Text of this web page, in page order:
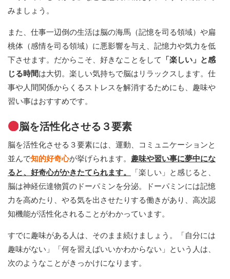
みましょう。
また、仕事一辺倒の生活は脳の海馬（記憶を司る領域）や扁
桃体（感情を司る領域）に悪影響を与え、記憶力や気力を低
下させます。だからこそ、好きなことをして
「楽しい」と感
じる時間は大切。楽しい気持ちで脳はリラックスします。仕
事や人間関係からくるストレスを解消するためにも、趣味や
習い事はおすすめです。
脳を活性化させる３要素
脳を活性化させる３要素には、運動、コミュニケーションと
並んで知的好奇心が挙げられます。 趣味や習い事に夢中にな
ると、好奇心がかきたてられます。
「楽しい」と感じると、
脳は神経伝達物質のドーパミンを分泌。ドーパミンには記憶
力を高めたり、やる気を出させたりする働きがあり、高次認
知機能が活性化されることがわかっています。
すでに趣味がある人は、そのまま続けましょう。「自分には
趣味がない」「何を習えばいいかわからない」という人は、
次のようなことがきっかけになります。